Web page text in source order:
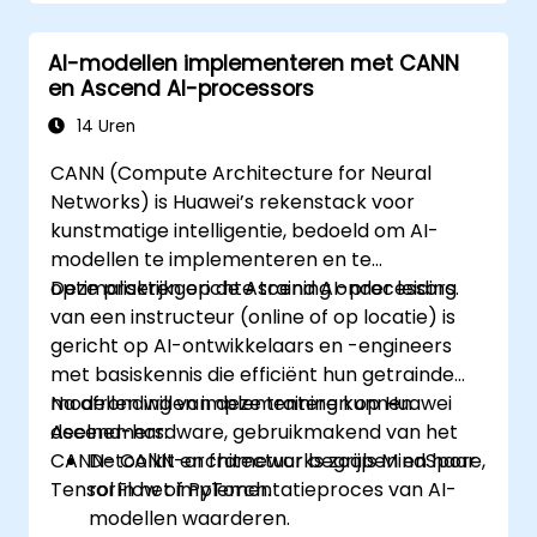
AI-modellen implementeren met CANN
en Ascend AI-processors
14 Uren
CANN (Compute Architecture for Neural
Networks) is Huawei’s rekenstack voor
kunstmatige intelligentie, bedoeld om AI-
modellen te implementeren en te
optimaliseren op de Ascend AI-processors.
Deze praktijkgerichte training onder leiding
van een instructeur (online of op locatie) is
gericht op AI-ontwikkelaars en -engineers
met basiskennis die efficiënt hun getrainde
modellen willen implementeren op Huawei
Ascend-hardware, gebruikmakend van het
CANN-toolkit en frameworks zoals MindSpore,
TensorFlow of PyTorch.
Na afronding van deze training kunnen
deelnemers:
De CANN-architectuur begrijpen en haar
rol in het implementatieproces van AI-
modellen waarderen.